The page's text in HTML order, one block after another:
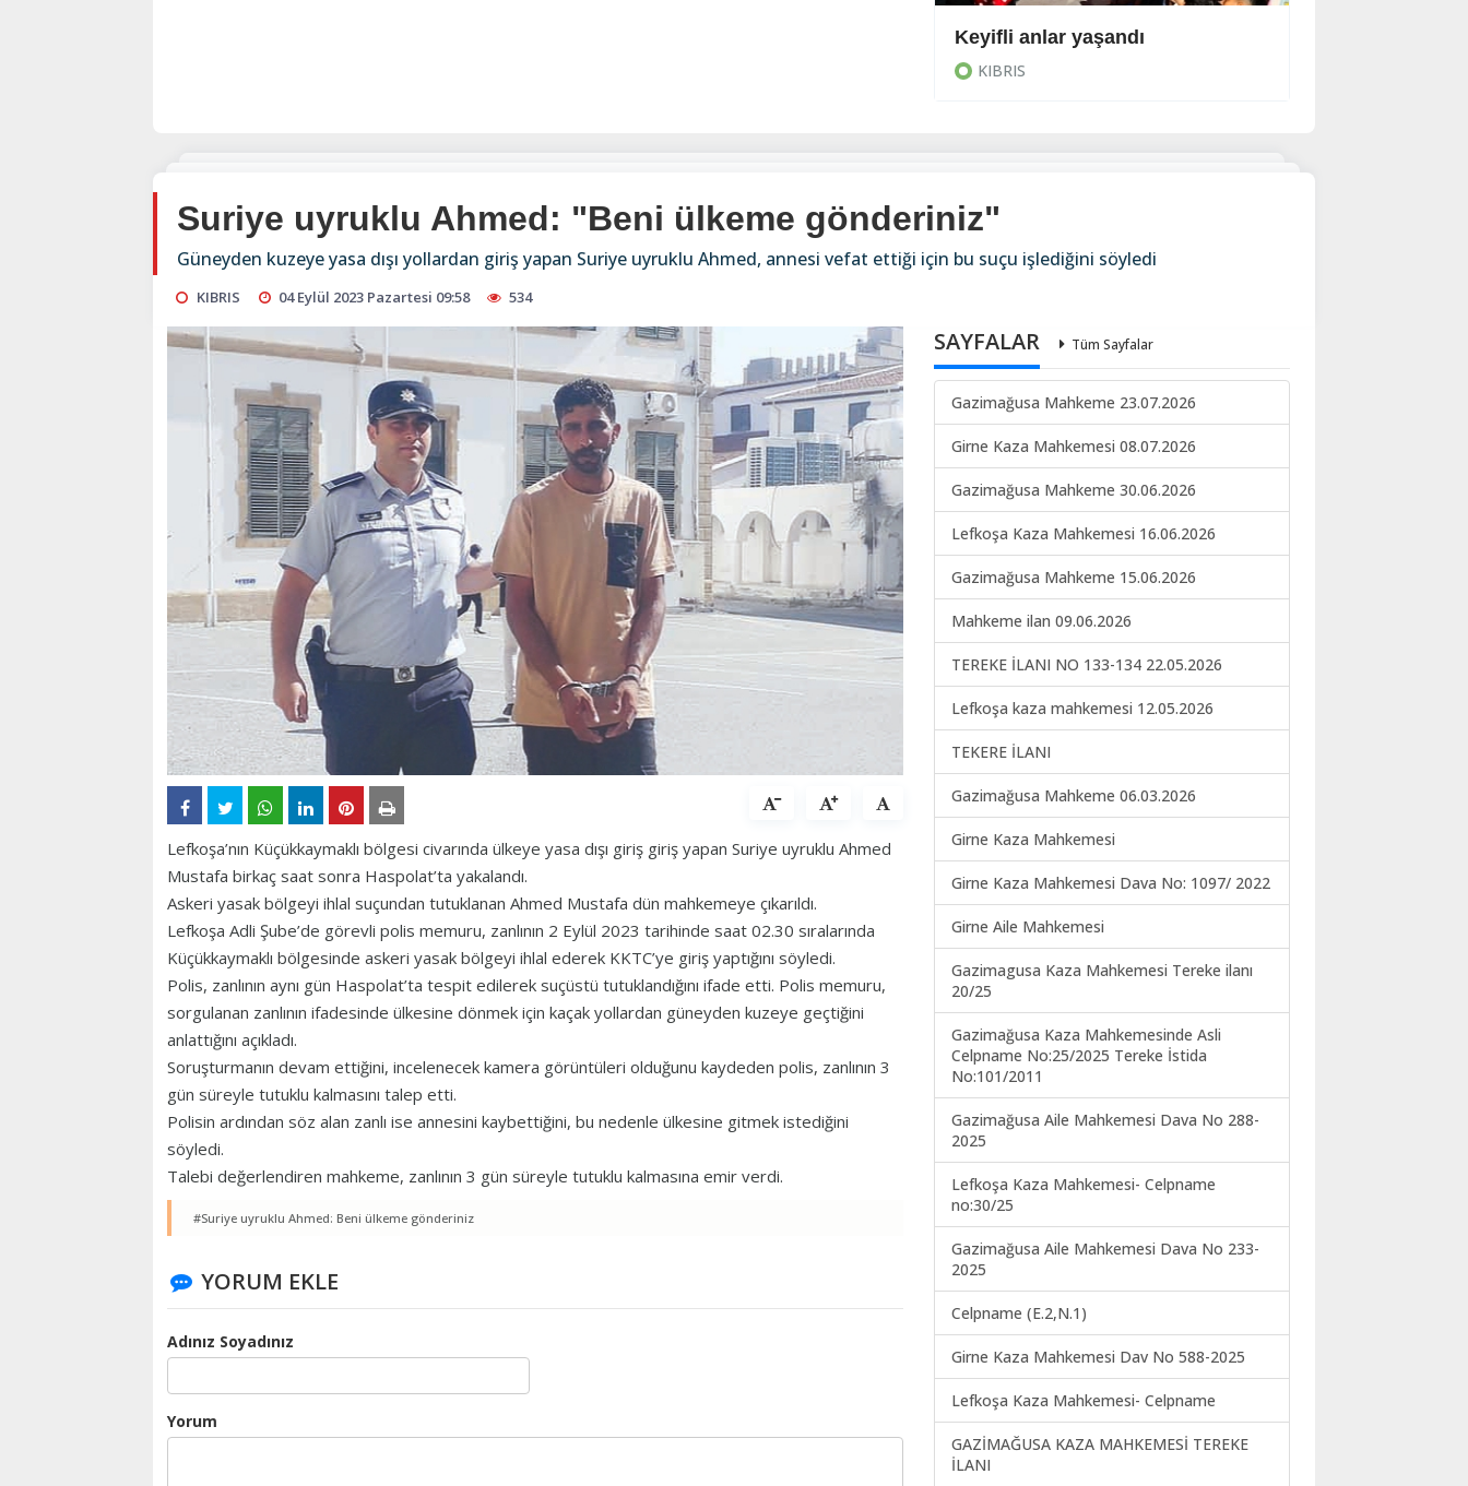
Keyifli anlar yaşandı
KIBRIS
Suriye uyruklu Ahmed: "Beni ülkeme gönderiniz"
Güneyden kuzeye yasa dışı yollardan giriş yapan Suriye uyruklu Ahmed, annesi vefat ettiği için bu suçu işlediğini söyledi
KIBRIS 04 Eylül 2023 Pazartesi 09:58 534
Lefkoşa’nın Küçükkaymaklı bölgesi civarında ülkeye yasa dışı giriş giriş yapan Suriye uyruklu Ahmed
Mustafa birkaç saat sonra Haspolat’ta yakalandı.
Askeri yasak bölgeyi ihlal suçundan tutuklanan Ahmed Mustafa dün mahkemeye çıkarıldı.
Lefkoşa Adli Şube’de görevli polis memuru, zanlının 2 Eylül 2023 tarihinde saat 02.30 sıralarında
Küçükkaymaklı bölgesinde askeri yasak bölgeyi ihlal ederek KKTC’ye giriş yaptığını söyledi.
Polis, zanlının aynı gün Haspolat’ta tespit edilerek suçüstü tutuklandığını ifade etti. Polis memuru,
sorgulanan zanlının ifadesinde ülkesine dönmek için kaçak yollardan güneyden kuzeye geçtiğini
anlattığını açıkladı.
Soruşturmanın devam ettiğini, incelenecek kamera görüntüleri olduğunu kaydeden polis, zanlının 3
gün süreyle tutuklu kalmasını talep etti.
Polisin ardından söz alan zanlı ise annesini kaybettiğini, bu nedenle ülkesine gitmek istediğini
söyledi.
Talebi değerlendiren mahkeme, zanlının 3 gün süreyle tutuklu kalmasına emir verdi.
#Suriye uyruklu Ahmed: Beni ülkeme gönderiniz
YORUM EKLE
Adınız Soyadınız
Yorum
SAYFALAR Tüm Sayfalar
Gazimağusa Mahkeme 23.07.2026
Girne Kaza Mahkemesi 08.07.2026
Gazimağusa Mahkeme 30.06.2026
Lefkoşa Kaza Mahkemesi 16.06.2026
Gazimağusa Mahkeme 15.06.2026
Mahkeme ilan 09.06.2026
TEREKE İLANI NO 133-134 22.05.2026
Lefkoşa kaza mahkemesi 12.05.2026
TEKERE İLANI
Gazimağusa Mahkeme 06.03.2026
Girne Kaza Mahkemesi
Girne Kaza Mahkemesi Dava No: 1097/ 2022
Girne Aile Mahkemesi
Gazimagusa Kaza Mahkemesi Tereke ilanı
20/25
Gazimağusa Kaza Mahkemesinde Asli
Celpname No:25/2025 Tereke İstida
No:101/2011
Gazimağusa Aile Mahkemesi Dava No 288-
2025
Lefkoşa Kaza Mahkemesi- Celpname
no:30/25
Gazimağusa Aile Mahkemesi Dava No 233-
2025
Celpname (E.2,N.1)
Girne Kaza Mahkemesi Dav No 588-2025
Lefkoşa Kaza Mahkemesi- Celpname
GAZİMAĞUSA KAZA MAHKEMESİ TEREKE
İLANI